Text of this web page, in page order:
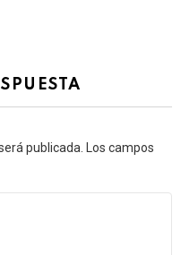
publicada. Los campos